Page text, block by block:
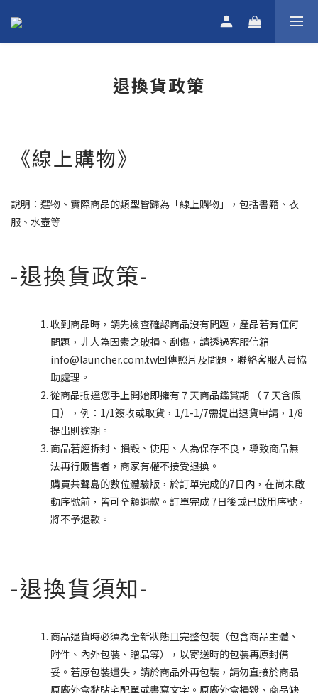
退換貨政策
《線上購物》
說明：選物、實際商品的類型皆歸為「線上購物」，包括書籍、衣
服、水壺等
-退換貨政策-
收到商品時，請先檢查確認商品沒有問題，產品若有任何
問題，非人為因素之破損、刮傷，請透過客服信箱
info@launcher.com.tw回傳照片及問題，聯絡客服人員協
助處理。
從商品抵達您手上開始即擁有７天商品鑑賞期 （７天含假
日），例：1/1簽收或取貨，1/1-1/7需提出退貨申請，1/8
提出則逾期。
商品若經拆封、損毀、使用、人為保存不良，導致商品無
法再行販售者，商家有權不接受退換。
購買共聲島的數位體驗版 ，於訂單完成的7日內，在尚未啟
動序號前，皆可全額退款。訂單完成 7日後或已啟用序號，
將不予退款。
-退換貨須知-
商品退貨時必須為全新狀態且完整包裝 （包含商品主體、
附件、內外包裝、贈品等），以寄送時的包裝再原封備
妥。若原包裝遺失，請於商品外再包裝， 請勿直接於商品
原廠外盒黏貼宅配單或書寫文字 。原廠外盒損毀、商品缺